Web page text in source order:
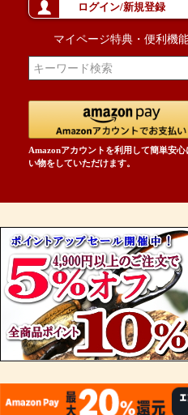
ログイン/新規登録
マイページ特典・便利機
Amazonアカウントを利用して簡単安心
い物をしていただけます。